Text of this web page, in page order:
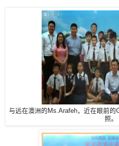
与远在澳洲的Ms.Arafeh，近在眼前的
照。